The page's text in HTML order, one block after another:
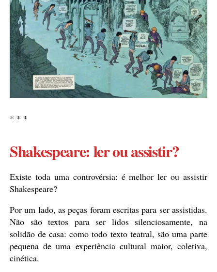
* * *
Shakespeare: ler ou assistir?
Existe toda uma controvérsia: é melhor ler ou assistir
Shakespeare?
Por um lado, as peças foram escritas para ser assistidas.
Não são textos para ser lidos silenciosamente, na
solidão de casa: como todo texto teatral, são uma parte
pequena de uma experiência cultural maior, coletiva,
cinética.